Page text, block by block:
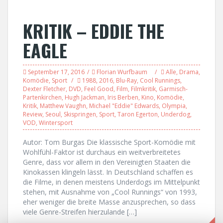
KRITIK – EDDIE THE
EAGLE
September 17, 2016 Florian Wurfbaum Alle, Drama,
Komödie, Sport 1988, 2016, Blu-Ray, Cool Runnings,
Dexter Fletcher, DVD, Feel Good, Film, Filmkritik, Garmisch-
Partenkirchen, Hugh Jackman, Iris Berben, Kino, Komödie,
Kritik, Matthew Vaughn, Michael "Eddie" Edwards, Olympia,
Review, Seoul, Skispringen, Sport, Taron Egerton, Underdog,
VOD, Wintersport
Autor: Tom Burgas Die klassische Sport-Komödie mit
Wohlfühl-Faktor ist durchaus ein weitverbreitetes
Genre, dass vor allem in den Vereinigten Staaten die
Kinokassen klingeln lässt. In Deutschland schaffen es
die Filme, in denen meistens Underdogs im Mittelpunkt
stehen, mit Ausnahme von „Cool Runnings“ von 1993,
eher weniger die breite Masse anzusprechen, so dass
viele Genre-Streifen hierzulande […]